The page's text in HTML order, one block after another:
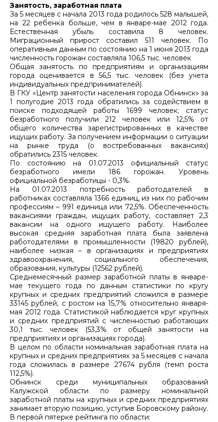
Занятость, заработная плата
За 5 месяцев с начала 2013 года родилось 528 малышей,
на 22 ребенка больше, чем в январе-мае 2012 года.
Естественная убыль составила 8 человек.
Миграционный прирост составил 511 человек. По
оперативным данным по состоянию на 1 июня 2013 года
численность горожан составляла 106,5 тыс. человек
Общая занятость по предприятиям и организациям
города оценивается в 56,5 тыс. человек (без учета
индивидуальных предпринимателей).
В ГКУ «Центр занятости населения города Обнинск» за
1 полугодие 2013 года обратились за содействием в
поиске подходящей работы 1699 человек; статус
безработного получили 212 человек или 12,5% от
общего количества зарегистрированных в качестве
ищущих работу. За получением информации о ситуации
на рынке труда (о востребованных вакансиях)
обратились 2315 человек.
По состоянию на 01.07.2013 официальный статус
безработного имели 186 горожан. Уровень
официальной безработицы - 0,3%.
На 01.07.2013 потребность работодателей в
работниках составляла 1366 единиц, из них по рабочим
профессиям – 991 единица или 72,5%. Обеспеченность
вакансиями граждан, ищущих работу, составляет 2,3
вакансии на одного ищущего работу. Наиболее
высокая средняя заработная плата была заявлена
работодателями в промышленности (19820 рублей),
наиболее низкая – в организациях и предприятиях
здравоохранения, социального обеспечения,
образования, культуры (12562 рублей).
Среднемесячный размер заработной платы в январе-
мае текущего года по данным статистики по кругу
крупных и средних предприятий сложился в размере
33145 рублей, с ростом на 15,7% относительно января-
мая 2012 года. Статистикой наблюдается круг крупных
и средних предприятий с численностью работающих
30,1 тыс. человек (53,3% от общей занятости на
предприятиях и организациях города).
В целом по области номинальная заработная плата на
крупных и средних предприятиях за 5 месяцев с начала
года сложилась в размере 27674 рубля (темп роста
112,5%).
Обнинск среди муниципальных образований
Калужской области по размеру номинальной
заработной платы на крупных и средних предприятиях
занимает вторую позицию, уступив Боровскому району.
В первой пятерке рейтинга по области: